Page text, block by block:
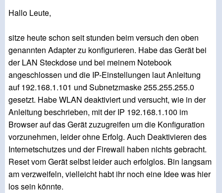
Hallo Leute,
sitze heute schon seit stunden beim versuch den oben
genannten Adapter zu konfigurieren. Habe das Gerät bei
der LAN Steckdose und bei meinem Notebook
angeschlossen und die IP-Einstellungen laut Anleitung
auf 192.168.1.101 und Subnetzmaske 255.255.255.0
gesetzt. Habe WLAN deaktiviert und versucht, wie in der
Anleitung beschrieben, mit der IP 192.168.1.100 im
Browser auf das Gerät zuzugreifen um die Konfiguration
vorzunehmen, leider ohne Erfolg. Auch Deaktivieren des
Internetschutzes und der Firewall haben nichts gebracht.
Reset vom Gerät selbst leider auch erfolglos. Bin langsam
am verzweifeln, vielleicht habt ihr noch eine Idee was hier
los sein könnte.